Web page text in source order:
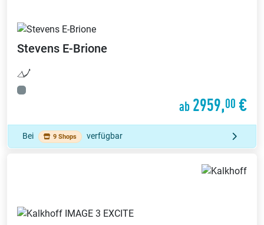
Stevens E-Brione
ab 2959,00 €
Bei 9 Shops verfügbar